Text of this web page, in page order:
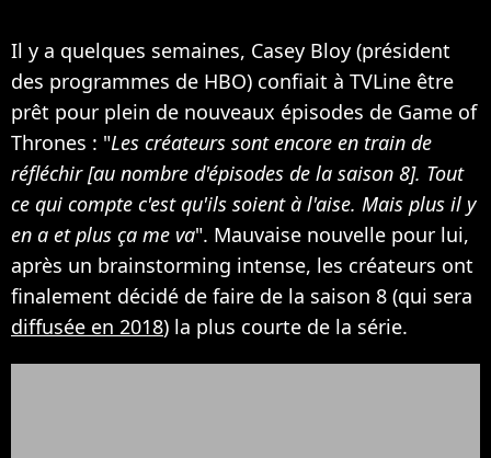
Il y a quelques semaines, Casey Bloy (président
des programmes de HBO) confiait à TVLine être
prêt pour plein de nouveaux épisodes de Game of
Thrones : "Les créateurs sont encore en train de
réfléchir [au nombre d'épisodes de la saison 8]. Tout
ce qui compte c'est qu'ils soient à l'aise. Mais plus il y
en a et plus ça me va". Mauvaise nouvelle pour lui,
après un brainstorming intense, les créateurs ont
finalement décidé de faire de la saison 8 (qui sera
diffusée en 2018) la plus courte de la série.